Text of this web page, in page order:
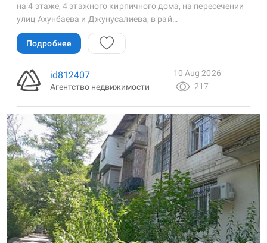
на 4 этаже, 4 этажного кирпичного дома, на пересечении
улиц Ахунбаева и Джунусалиева, в рай…
Подробнее
id812407
Агентство недвижимости
10 Aug 2026
217